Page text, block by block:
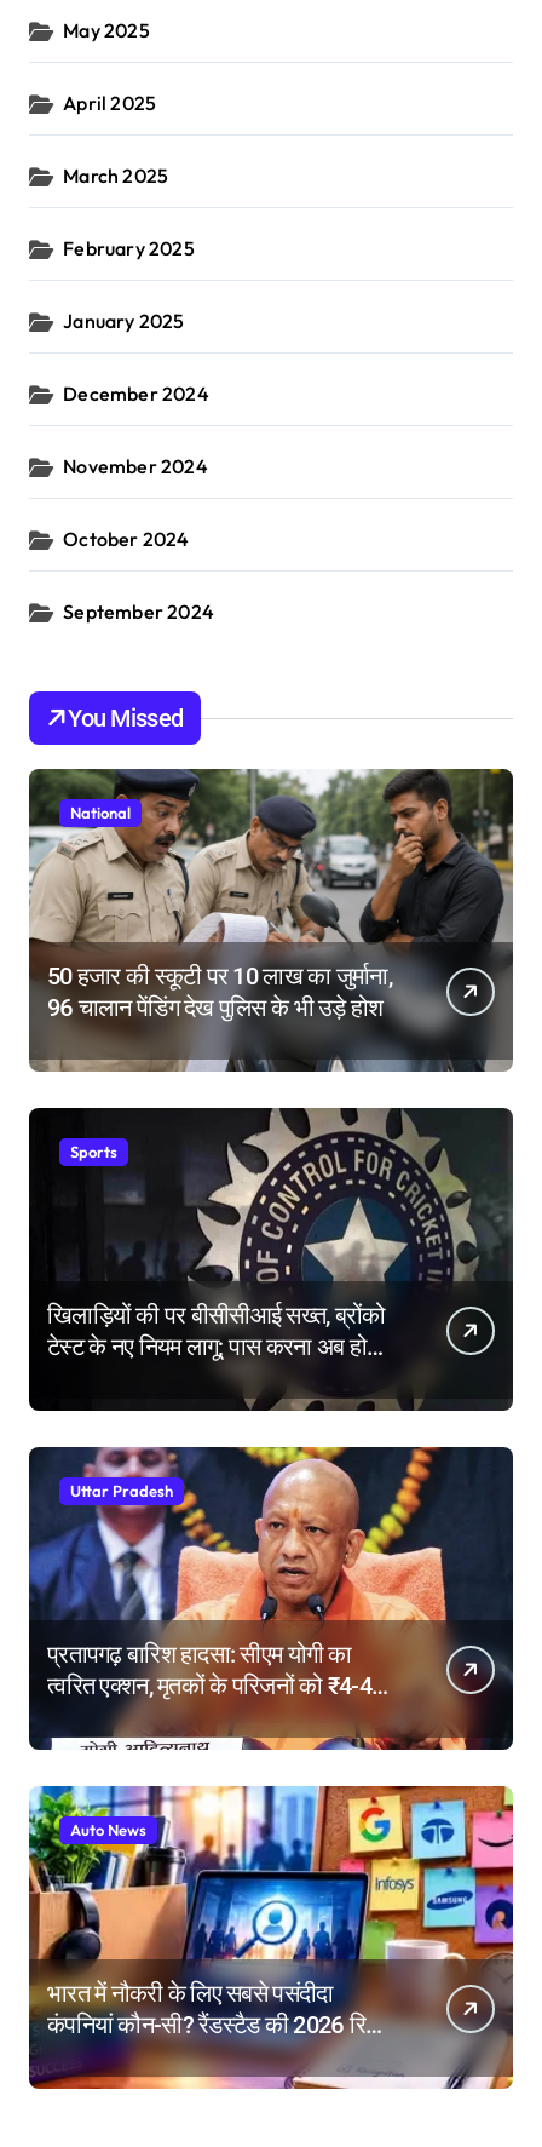
May 2025
April 2025
March 2025
February 2025
January 2025
December 2024
November 2024
October 2024
September 2024
You Missed
National
50 हजार की स्कूटी पर 10 लाख का जुर्माना,
96 चालान पेंडिंग देख पुलिस के भी उड़े होश
Sports
खिलाड़ियों की पर बीसीसीआई सख्त, ब्रोंको
टेस्ट के नए नियम लागू; पास करना अब होगा
Uttar Pradesh
प्रतापगढ़ बारिश हादसा: सीएम योगी का
त्वरित एक्शन, मृतकों के परिजनों को ₹4-4
लाख की सहायता, घायलों के बेहतर इलाज के
निर्देश
Auto News
भारत में नौकरी के लिए सबसे पसंदीदा
कंपनियां कौन-सी? रैंडस्टैड की 2026 रिपोर्ट
में गूगल नंबर-1